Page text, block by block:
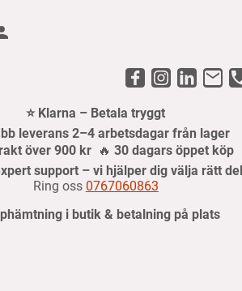
⭐ Klarna – Betala tryggt
leverans 2–4 arbetsdagar från lager
över 900 kr 🔥30 dagars öppet köp
support – vi hjälper dig välja rätt del
Ring oss 0767060863
i butik & betalning på plats